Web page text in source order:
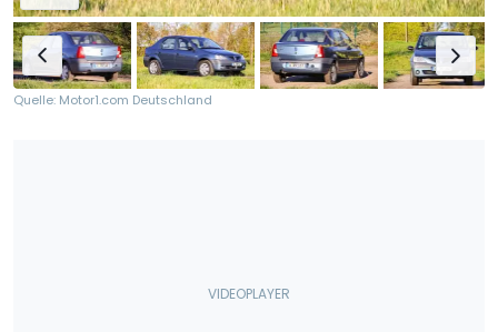
Quelle: Motor1.com Deutschland